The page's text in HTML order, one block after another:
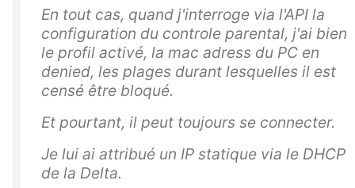
En tout cas, quand j'interroge via l'API la
configuration du controle parental, j'ai bien
le profil activé, la mac adress du PC en
denied, les plages durant lesquelles il est
censé être bloqué.
Et pourtant, il peut toujours se connecter.
Je lui ai attribué un IP statique via le DHCP
de la Delta.